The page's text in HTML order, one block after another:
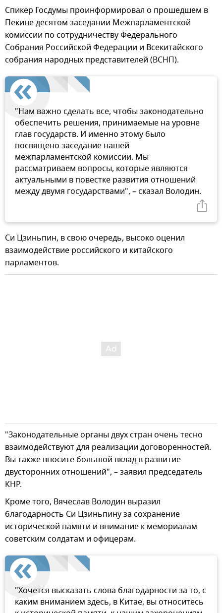
Спикер Госдумы проинформировал о прошедшем в
Пекине десятом заседании Межпарламентской
комиссии по сотрудничеству Федерального
Собрания Российской Федерации и Всекитайского
собрания народных представителей (ВСНП).
"Нам важно сделать все, чтобы законодательно
обеспечить решения, принимаемые на уровне
глав государств. И именно этому было
посвящено заседание нашей
межпарламентской комиссии. Мы
рассматриваем вопросы, которые являются
актуальными в повестке развития отношений
между двумя государствами", – сказал Володин.
Си Цзиньпин, в свою очередь, высоко оценил
взаимодействие российского и китайского
парламентов.
"Законодательные органы двух стран очень тесно
взаимодействуют для реализации договоренностей.
Вы также вносите большой вклад в развитие
двусторонних отношений", – заявил председатель
КНР.
Кроме того, Вячеслав Володин выразил
благодарность Си Цзиньпину за сохранение
исторической памяти и внимание к мемориалам
советским солдатам и офицерам.
"Хочется высказать слова благодарности за то, с
каким вниманием здесь, в Китае, вы относитесь